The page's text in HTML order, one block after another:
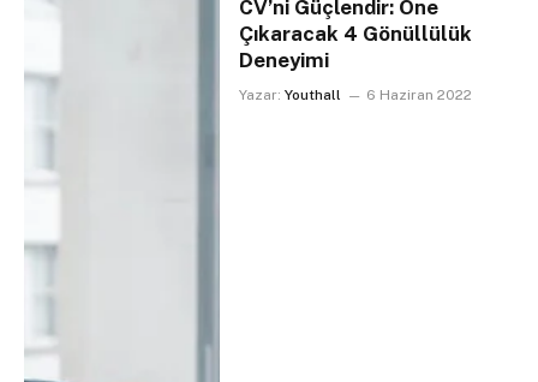
CV’ni Güçlendir: Öne
Çıkaracak 4 Gönüllülük
Deneyimi
Yazar: Youthall 6 Haziran 2022